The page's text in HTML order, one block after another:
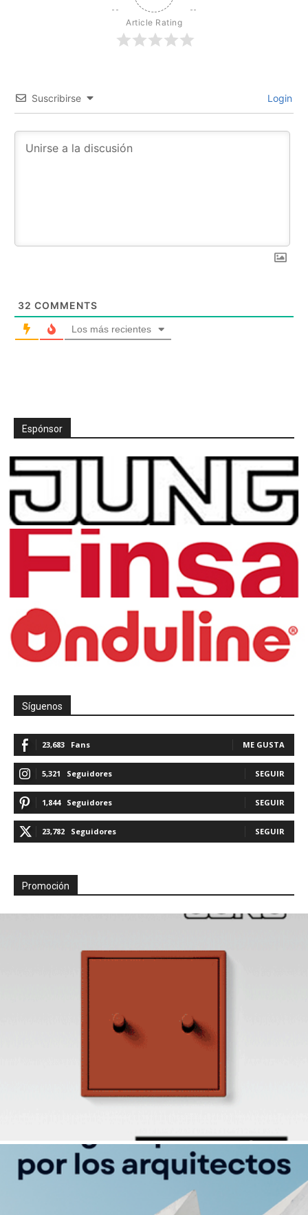
Article Rating
Suscribirse Login
32 COMMENTS
Los más recientes
Espónsor
Síguenos
23,683 Fans ME GUSTA
5,321 Seguidores SEGUIR
1,844 Seguidores SEGUIR
23,782 Seguidores SEGUIR
Promoción